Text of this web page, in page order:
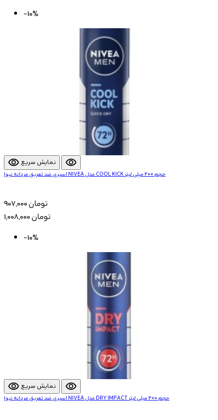
-10%
visibility نمایش سریع visibility
اسپری ضد تعریق مردانه نیوا NIVEA مدل COOL KICK حجم 200 میلی لیتر
907,000 تومان
1,008,000 تومان
-10%
visibility نمایش سریع visibility
اسپری ضد تعریق مردانه نیوا NIVEA مدل DRY IMPACT حجم 200 میلی لیتر